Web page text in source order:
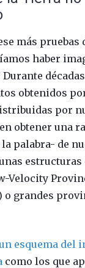
más
haber
obtenidos
por
obtener una
palabra- de
estructuras
Velocity
grandes
esquema del
como los que